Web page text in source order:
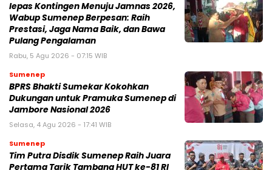
lepas Kontingen Menuju Jamnas 2026,
Wabup Sumenep Berpesan: Raih
Prestasi, Jaga Nama Baik, dan Bawa
Pulang Pengalaman
Rabu, 5 Agu 2026 - 07:15 WIB
Sumenep
BPRS Bhakti Sumekar Kokohkan
Dukungan untuk Pramuka Sumenep di
Jambore Nasional 2026
Selasa, 4 Agu 2026 - 17:41 WIB
Sumenep
Tim Putra Disdik Sumenep Raih Juara
Pertama Tarik Tambang HUT ke-81 RI